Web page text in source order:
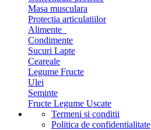
Masa musculara
Protectia articulatiilor
Alimente
Condimente
Sucuri Lapte
Ceareale
Legume Fructe
Ulei
Seminte
Fructe Legume Uscate
Termeni si conditii
Politica de confidentialitate